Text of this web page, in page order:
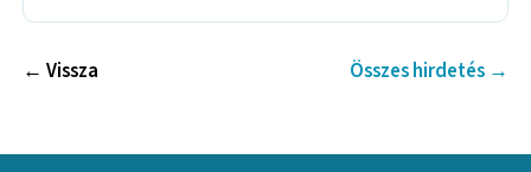
← Vissza Összes hirdetés →